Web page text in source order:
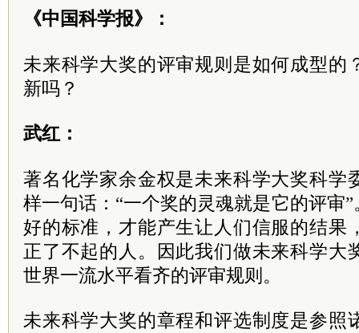
《中国科学报》：
未来科学大奖的评审规则是如何成型的
新吗？
武红：
著名化学家余金权是未来科学大奖科学
样一句话：“一个奖的灵魂就是它的评审
好的标准，才能产生让人们信服的结果
正了不起的人。因此我们做未来科学大
世界一流水平看齐的评审规则。
未来科学大奖的章程和评选制度是参照